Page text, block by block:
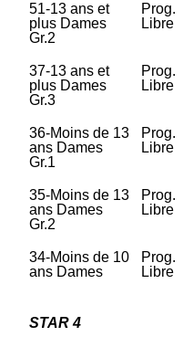
51-13 ans et
plus Dames
Gr.2
Prog.
Libre
37-13 ans et
plus Dames
Gr.3
Prog.
Libre
36-Moins de 13
ans Dames
Gr.1
Prog.
Libre
35-Moins de 13
ans Dames
Gr.2
Prog.
Libre
34-Moins de 10
ans Dames
Prog.
Libre
STAR 4